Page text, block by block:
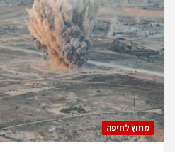
מחוץ לחיפה